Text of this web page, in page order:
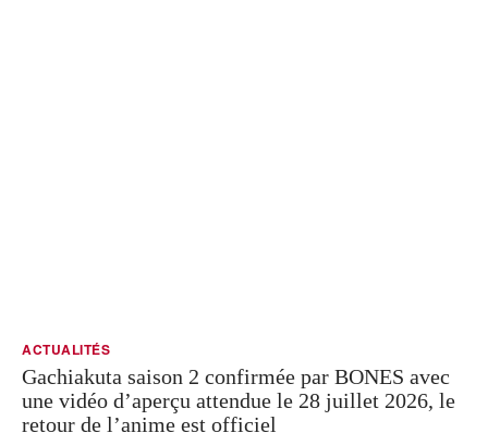
ACTUALITÉS
Gachiakuta saison 2 confirmée par BONES avec
une vidéo d’aperçu attendue le 28 juillet 2026, le
retour de l’anime est officiel